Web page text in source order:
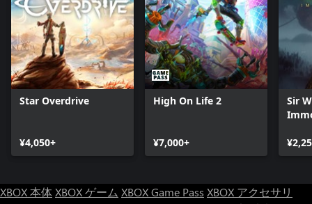
Star Overdrive
¥4,050+
High On Life 2
¥7,000+
Sir
XBOX 本体XBOX ゲーム XBOX Game Pass XBOX アクセサリ